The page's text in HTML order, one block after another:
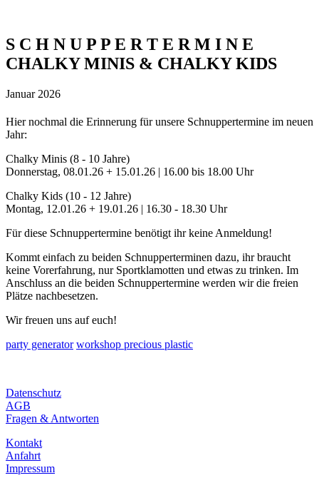
S C H N U P P E R T E R M I N E
CHALKY MINIS & CHALKY KIDS
Januar 2026
Hier nochmal die Erinnerung für unsere Schnuppertermine im neuen
Jahr:
Chalky Minis (8 - 10 Jahre)
Donnerstag, 08.01.26 + 15.01.26 | 16.00 bis 18.00 Uhr
Chalky Kids (10 - 12 Jahre)
Montag, 12.01.26 + 19.01.26 | 16.30 - 18.30 Uhr
Für diese Schnuppertermine benötigt ihr keine Anmeldung!
Kommt einfach zu beiden Schnupperterminen dazu, ihr braucht
keine Vorerfahrung, nur Sportklamotten und etwas zu trinken. Im
Anschluss an die beiden Schnuppertermine werden wir die freien
Plätze nachbesetzen.
Wir freuen uns auf euch!
party generator workshop precious plastic
Datenschutz
AGB
Fragen & Antworten
Kontakt
Anfahrt
Impressum